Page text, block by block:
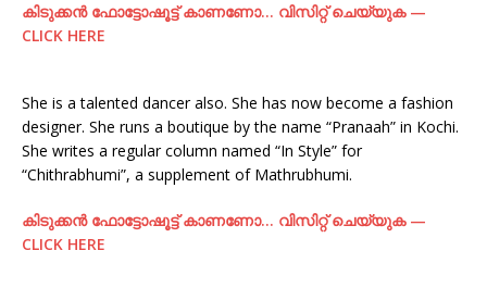
കിടുക്കന്‍ ഫോട്ടോഷൂട്ട്‌ കാണണോ… വിസിറ്റ് ചെയ്യുക —
CLICK HERE
She is a talented dancer also. She has now become a fashion
designer. She runs a boutique by the name “Pranaah” in Kochi.
She writes a regular column named “In Style” for
“Chithrabhumi”, a supplement of Mathrubhumi.
കിടുക്കന്‍ ഫോട്ടോഷൂട്ട്‌ കാണണോ… വിസിറ്റ് ചെയ്യുക —
CLICK HERE